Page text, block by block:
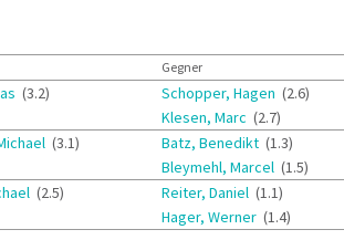
Gegner
(3.2) Schopper, Hagen (2.6)
Klesen, Marc (2.7)
(3.1) Batz, Benedikt (1.3)
Bleymehl, Marcel (1.5)
(2.5) Reiter, Daniel (1.1)
Hager, Werner (1.4)